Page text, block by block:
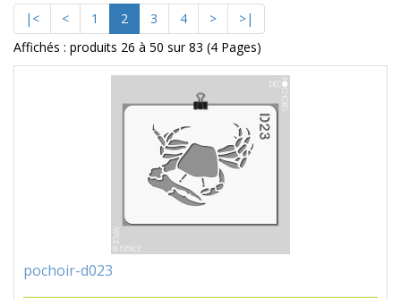
|< < 1 2 3 4 >
>|
Affichés : produits 26 à 50 sur 83 (4 Pages)
pochoir-d023